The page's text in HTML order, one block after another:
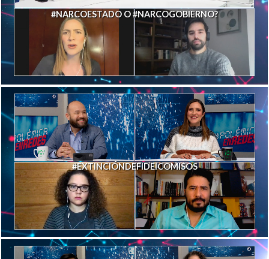
#NARCOESTADO O #NARCOGOBIERNO?
#EXTINCIÓNDEFIDEICOMISOS